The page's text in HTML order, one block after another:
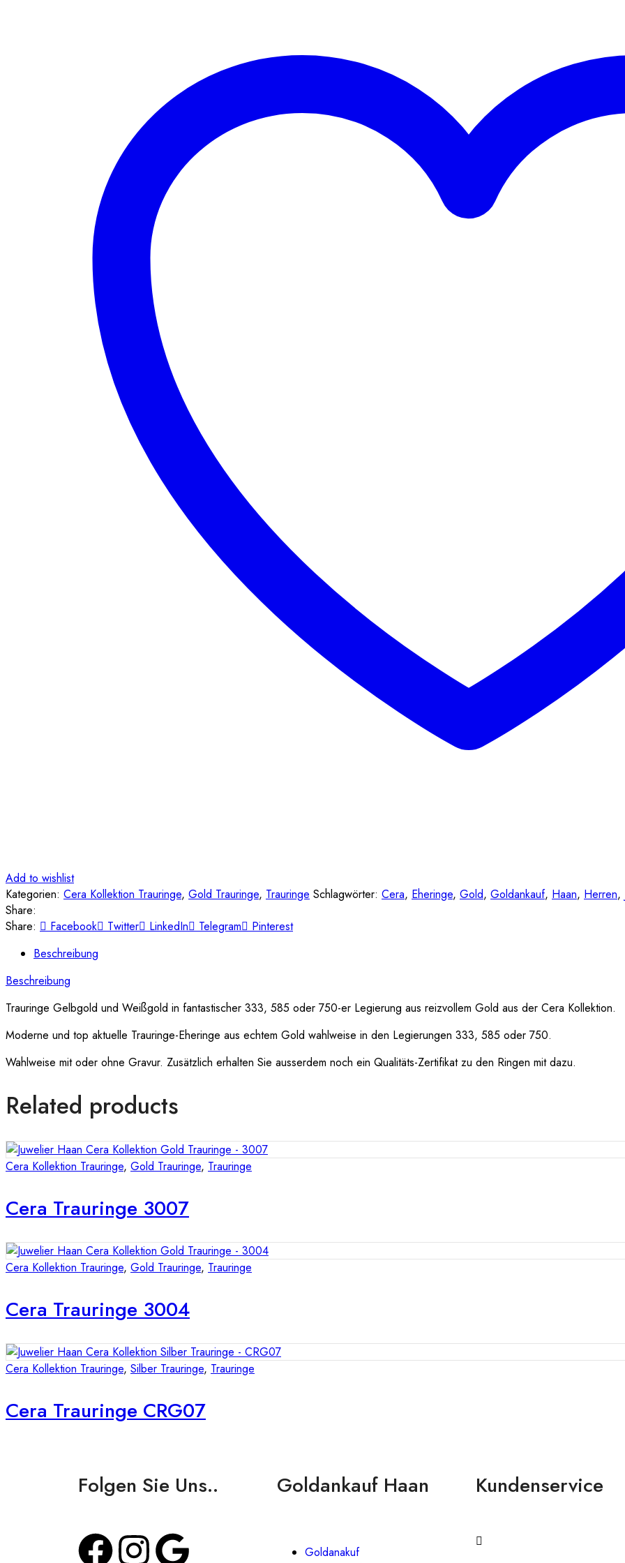
Add to wishlist
Kategorien: Cera Kollektion Trauringe, Gold Trauringe, Trauringe Schlagwörter: Cera, Eheringe, Gold, Goldankauf, Haan, Herren,
Share:
Share:
Facebook Twitter LinkedIn Telegram
Pinterest
Beschreibung
Beschreibung
Trauringe Gelbgold und Weißgold in fantastischer 333, 585 oder 750-er Legierung aus reizvollem Gold aus der Cera Kollektion.
Moderne und top aktuelle Trauringe-Eheringe aus echtem Gold wahlweise in den Legierungen 333, 585 oder 750.
Wahlweise mit oder ohne Gravur. Zusätzlich erhalten Sie ausserdem noch ein Qualitäts-Zertifikat zu den Ringen mit dazu.
Related products
Cera Kollektion Trauringe, Gold Trauringe, Trauringe
Cera Trauringe 3007
Cera Kollektion Trauringe, Gold Trauringe, Trauringe
Cera Trauringe 3004
Cera Kollektion Trauringe, Silber Trauringe, Trauringe
Cera Trauringe CRG07
Folgen Sie Uns.. Goldankauf Haan
Goldanakuf
Kundenservice